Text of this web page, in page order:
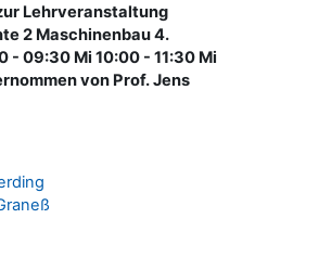
Lehrveranstaltung
2 Maschinenbau 4.
- 09:30 Mi 10:00 - 11:30 Mi
von Prof. Jens